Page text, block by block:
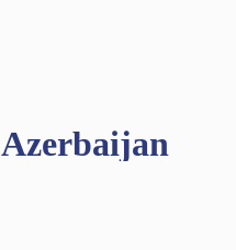
Azerbaijan